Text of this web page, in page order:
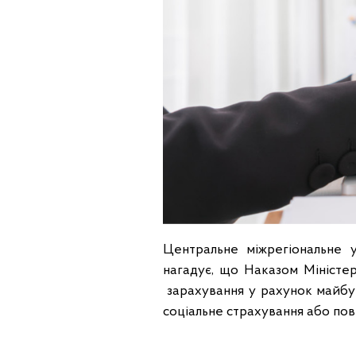
Центральне
нагадує, що Наказом
зарахування у рахунок
соціальне страхування або